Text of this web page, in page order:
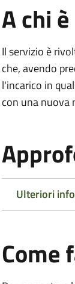
A chi
Il servizio è
che, avendo
l'incarico in
con una nuova
Ulteriori
Come